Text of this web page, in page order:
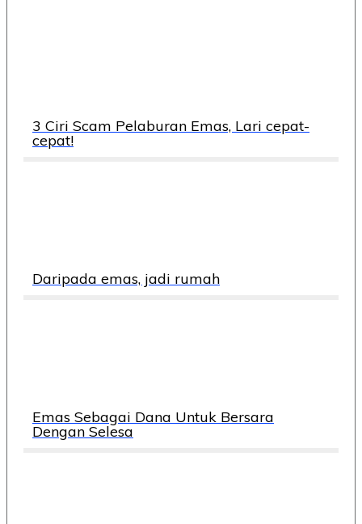
3 Ciri Scam Pelaburan Emas, Lari cepat-
cepat!
Daripada emas, jadi rumah
Emas Sebagai Dana Untuk Bersara
Dengan Selesa